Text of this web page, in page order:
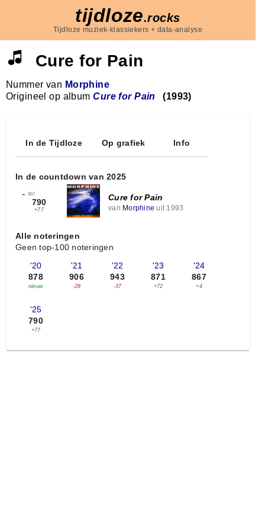
tijdloze.rocks
Tijdloze muziek-klassiekers + data-analyse
Cure for Pain
Nummer van Morphine
Origineel op albumCure for Pain (1993)
In de Tijdloze Op grafiek Info
In de countdown van 2025
← 867
790
+77
Cure for Pain
van Morphine uit 1993
Alle noteringen
Geen top-100 noteringen
'20
878
nieuw
'21
906
-28
'22
943
-37
'23
871
+72
'24
867
+4
'25
790
+77